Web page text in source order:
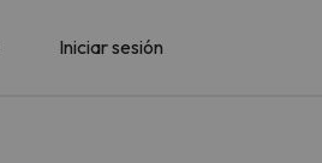
Iniciar sesión